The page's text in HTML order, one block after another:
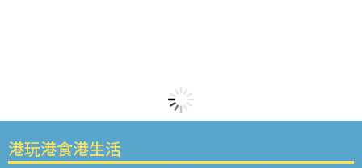
港玩港食港生活